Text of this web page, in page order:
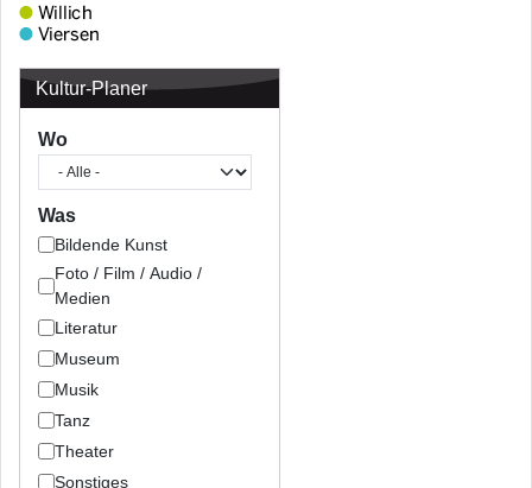
Kultur-Planer
Wo
Was
Bildende Kunst
Foto / Film / Audio /
Medien
Literatur
Museum
Musik
Tanz
Theater
Sonstiges